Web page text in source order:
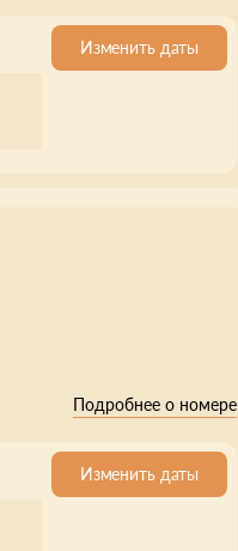
Изменить даты
Подробнее о номере
Изменить даты